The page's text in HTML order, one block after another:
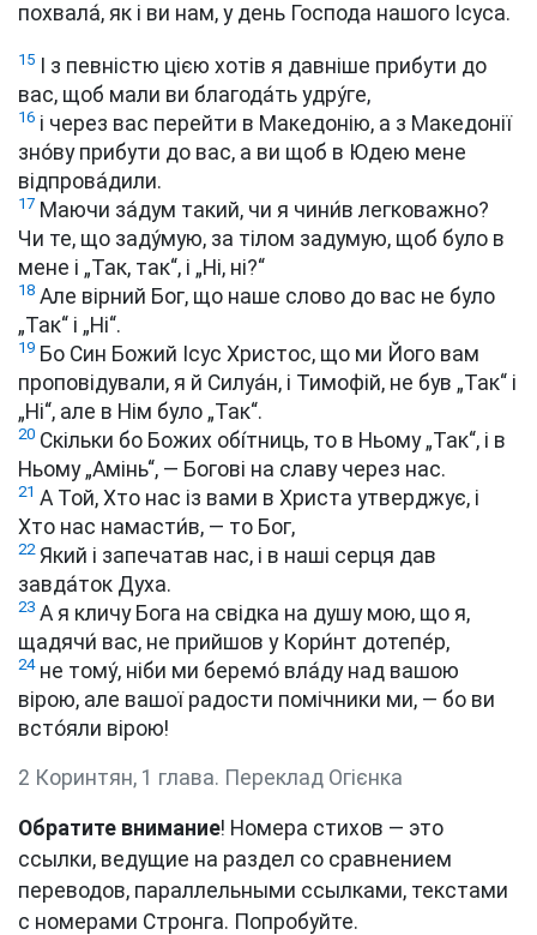
похвала́, як і ви нам, у день Господа нашого Ісуса.
15 І з певністю цією хотів я давніше прибути до
вас, щоб мали ви благода́ть удру́ге,
16 і через вас перейти в Македонію, а з Македонії
зно́ву прибути до вас, а ви щоб в Юдею мене
відпрова́дили.
17 Маючи за́дум такий, чи я чини́в легковажно?
Чи те, що заду́мую, за тілом задумую, щоб було в
мене і „Так, так“, і „Ні, ні?“
18 Але вірний Бог, що наше слово до вас не було
„Так“ і „Ні“.
19 Бо Син Божий Ісус Христос, що ми Його вам
проповідували, я й Силуа́н, і Тимофій, не був „Так“ і
„Ні“, але в Нім було „Так“.
20 Скільки бо Божих обі́тниць, то в Ньому „Так“, і в
Ньому „Амінь“, — Богові на славу через нас.
21 А Той, Хто нас із вами в Христа утверджує, і
Хто нас намасти́в, — то Бог,
22Який і запечатав нас, і в наші серця дав
завда́ток Духа.
23 А я кличу Бога на свідка на душу мою, що я,
щадячи́ вас, не прийшов у Кори́нт дотепе́р,
24не тому́, ніби ми беремо́ вла́ду над вашою
вірою, але вашої радости помічники ми, — бо ви
всто́яли вірою!
2 Коринтян, 1 глава. Переклад Огієнка
Обратите внимание! Номера стихов — это
ссылки, ведущие на раздел со сравнением
переводов, параллельными ссылками, текстами
с номерами Стронга. Попробуйте.